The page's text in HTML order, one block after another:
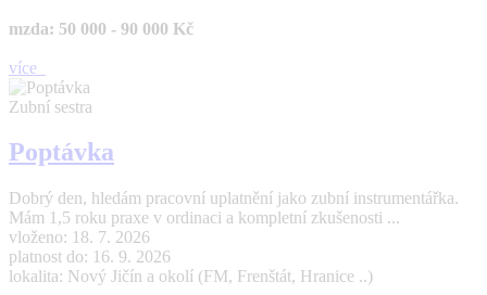
mzda: 50 000 - 90 000 Kč
více
Zubní sestra
Poptávka
Dobrý den, hledám pracovní uplatnění jako zubní instrumentářka.
Mám 1,5 roku praxe v ordinaci a kompletní zkušenosti ...
vloženo: 18. 7. 2026
platnost do: 16. 9. 2026
lokalita: Nový Jičín a okolí (FM, Frenštát, Hranice ..)